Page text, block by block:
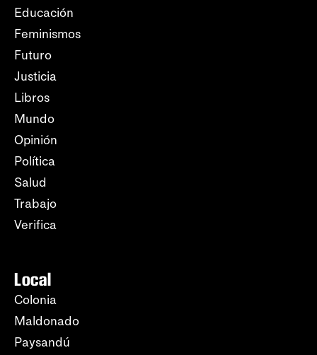
Educación
Feminismos
Futuro
Justicia
Libros
Mundo
Opinión
Política
Salud
Trabajo
Verifica
Local
Colonia
Maldonado
Paysandú